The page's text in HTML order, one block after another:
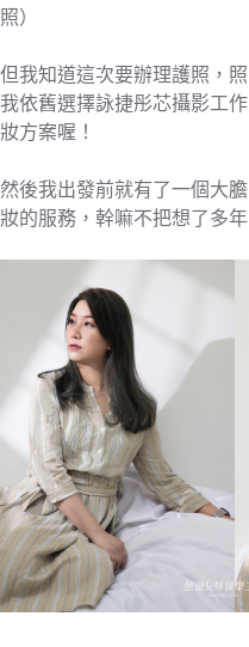
照）
但我知道這次要辦理護照，
我依舊選擇詠捷彤芯攝影工
妝方案喔！
然後我出發前就有了一個大
妝的服務，幹嘛不把想了多